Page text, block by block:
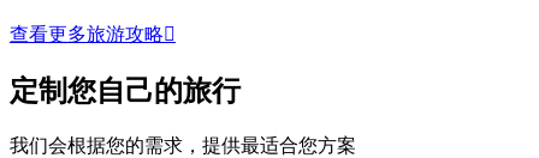
查看更多旅游攻略
定制您自己的旅行
我们会根据您的需求，提供最适合您方案